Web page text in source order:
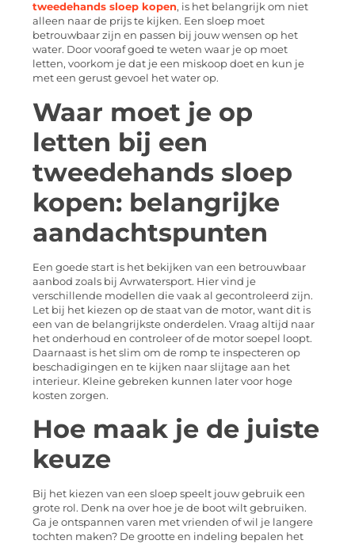
tweedehands sloep kopen, is het belangrijk om niet
alleen naar de prijs te kijken. Een sloep moet
betrouwbaar zijn en passen bij jouw wensen op het
water. Door vooraf goed te weten waar je op moet
letten, voorkom je dat je een miskoop doet en kun je
met een gerust gevoel het water op.
Waar moet je op
letten bij een
tweedehands sloep
kopen: belangrijke
aandachtspunten
Een goede start is het bekijken van een betrouwbaar
aanbod zoals bij Avrwatersport. Hier vind je
verschillende modellen die vaak al gecontroleerd zijn.
Let bij het kiezen op de staat van de motor, want dit is
een van de belangrijkste onderdelen. Vraag altijd naar
het onderhoud en controleer of de motor soepel loopt.
Daarnaast is het slim om de romp te inspecteren op
beschadigingen en te kijken naar slijtage aan het
interieur. Kleine gebreken kunnen later voor hoge
kosten zorgen.
Hoe maak je de juiste
keuze
Bij het kiezen van een sloep speelt jouw gebruik een
grote rol. Denk na over hoe je de boot wilt gebruiken.
Ga je ontspannen varen met vrienden of wil je langere
tochten maken? De grootte en indeling bepalen het